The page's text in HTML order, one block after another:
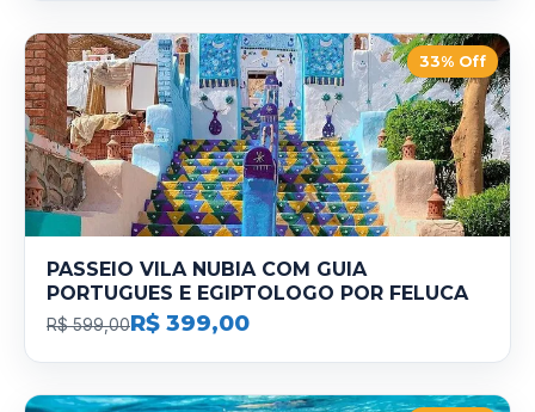
33% Off
PASSEIO VILA NUBIA COM GUIA
PORTUGUES E EGIPTOLOGO POR FELUCA
R$ 599,00R$ 399,00